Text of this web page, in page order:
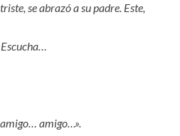
se abrazó a su padre. Este,
amigo…».